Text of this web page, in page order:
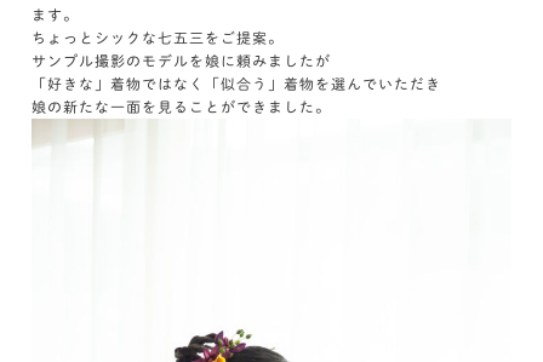
ます。
ちょっとシックな七五三をご提案。
サンプル撮影のモデルを娘に頼みましたが
「好きな」着物ではなく「似合う」着物を選んでいただき
娘の新たな一面を見ることができました。